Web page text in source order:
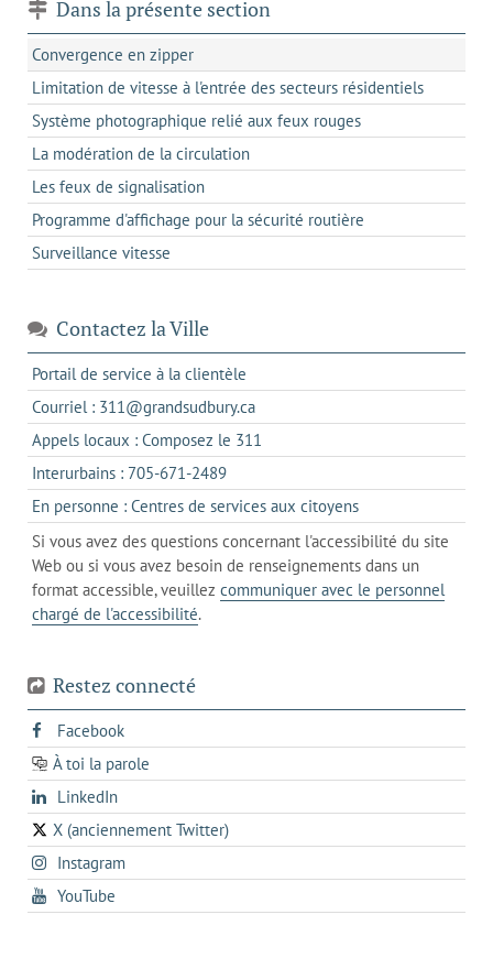
Dans la présente section
Convergence en zipper
Limitation de vitesse à l'entrée des secteurs résidentiels
Système photographique relié aux feux rouges
La modération de la circulation
Les feux de signalisation
Programme d'affichage pour la sécurité routière
Surveillance vitesse
Contactez la Ville
Portail de service à la clientèle
dans
un
nouvel
Courriel : 311@grandsudbury.cas'ouvre
dans
votre
de
messagerie
Appels locaux : Composez le 311
dans
un
client
de
votre
téléphone
Interurbains : 705-671-2489s'ouvre
dans
un
client
de
votre
En personne : Centres de services aux citoyenss'ouvre
dans
l'onglet
actuel
Si vous avez des questions concernant l'accessibilité du site
Web ou si vous avez besoin de renseignements dans un
format accessible, veuillez communiquer avec le personnel
chargé de l'accessibilité.
Restez connecté
Facebooks'ouvre
dans
un
onglet
À toi la parole
opens
in
a
new
tab
LinkedInopens
in
a
new
X (anciennement Twitter)
s'ouvre
dans
un
nouvel
Instagrams'ouvre
dans
un
YouTube
dans